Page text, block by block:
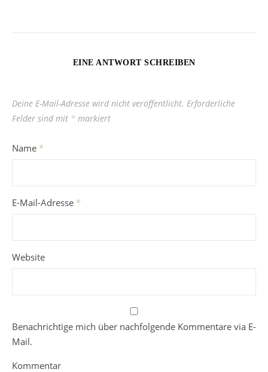
EINE ANTWORT SCHREIBEN
Deine E-Mail-Adresse wird nicht veröffentlicht. Erforderliche
Felder sind mit * markiert
Name *
E-Mail-Adresse *
Website
Benachrichtige mich über nachfolgende Kommentare via E-
Mail.
Kommentar